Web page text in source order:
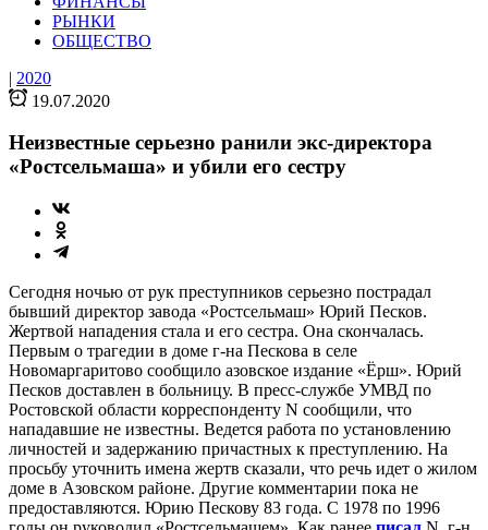
РЫНКИ
ОБЩЕСТВО
| 2020
19.07.2020
Неизвестные серьезно ранили экс-директора
«Ростсельмаша» и убили его сестру
Сегодня ночью от рук преступников серьезно пострадал
бывший директор завода «Ростсельмаш» Юрий Песков.
Жертвой нападения стала и его сестра. Она скончалась.
Первым о трагедии в доме г-на Пескова в селе
Новомаргаритово сообщило азовское издание «Ёрш». Юрий
Песков доставлен в больницу. В пресс-службе УМВД по
Ростовской области корреспонденту N сообщили, что
нападавшие не известны. Ведется работа по установлению
личностей и задержанию причастных к преступлению. На
просьбу уточнить имена жертв сказали, что речь идет о жилом
доме в Азовском районе. Другие комментарии пока не
предоставляются. Юрию Пескову 83 года. С 1978 по 1996